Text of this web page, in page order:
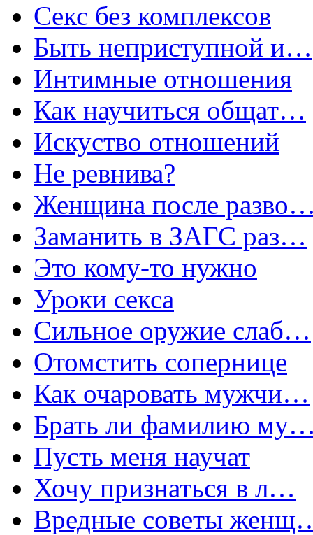
Секс без комплексов
Быть неприступной и…
Интимные отношения
Как научиться общат…
Искуство отношений
Не ревнива?
Женщина после
Заманить в ЗАГС раз…
Это кому-то нужно
Уроки секса
Сильное оружие слаб…
Отомстить сопернице
Как очаровать мужчи…
Брать ли фамилию
Пусть меня научат
Хочу признаться в л…
Вредные советы